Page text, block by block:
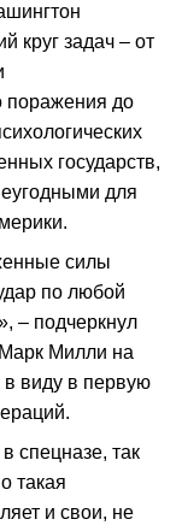
круг задач – от
поражения до
государств,
для
силы
по любой
– подчеркнул
Милли на
в виду в первую
спецназе, так
такая
и свои, не